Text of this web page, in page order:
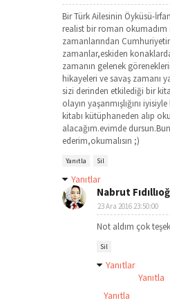
Bir Türk Ailesinin Öyküsü-
realist bir roman okumadım
zamanlarından
zamanlar,eskiden
zamanın gelenek
hikayeleri ve savaş zamanı
sizi derinden etkilediği bir
olayın yaşanmışlığını
kitabı kütüphaneden alıp
alacağım.evimde
ederim,okumalısın ;)
Yanıtla Sil
Yanıtlar
Nabrut
23 Ara 2016 23:50:00
Not aldım çok
Sil
Yanıtlar
Yanıtla
Yanıtla